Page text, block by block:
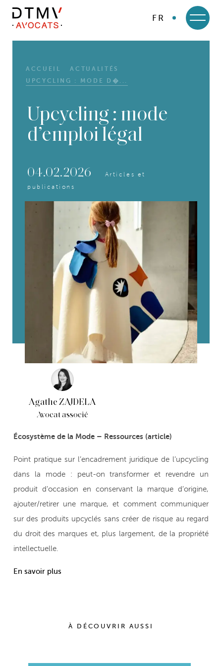
FR
ACCUEIL
ACTUALITÉS
UPCYCLING : MODE D�...
Upcycling : mode
d’emploi légal
04.02.2026
Articles et
publications
Agathe ZAJDELA
Avocat associé
Écosystème de la Mode – Ressources (article)
Point pratique sur l’encadrement juridique de l’upcycling
dans la mode : peut-on transformer et revendre un
produit d’occasion en conservant la marque d’origine,
ajouter/retirer une marque, et comment communiquer
sur des produits upcyclés sans créer de risque au regard
du droit des marques et, plus largement, de la propriété
intellectuelle.
En savoir plus
À DÉCOUVRIR AUSSI